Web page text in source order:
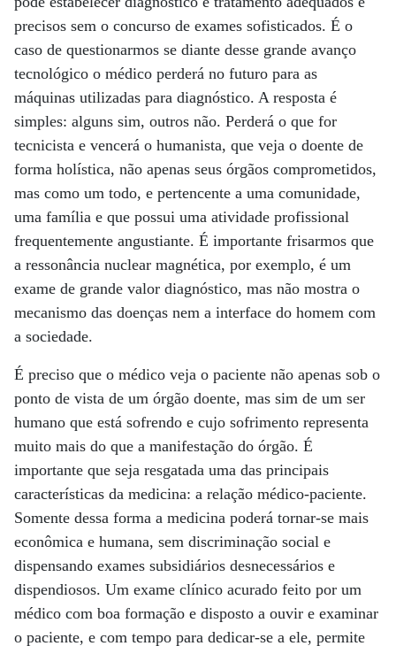
precisos sem o concurso de exames sofisticados. É o
caso de questionarmos se diante desse grande avanço
tecnológico o médico perderá no futuro para as
máquinas utilizadas para diagnóstico. A resposta é
simples: alguns sim, outros não. Perderá o que for
tecnicista e vencerá o humanista, que veja o doente de
forma holística, não apenas seus órgãos comprometidos,
mas como um todo, e pertencente a uma comunidade,
uma família e que possui uma atividade profissional
frequentemente angustiante. É importante frisarmos que
a ressonância nuclear magnética, por exemplo, é um
exame de grande valor diagnóstico, mas não mostra o
mecanismo das doenças nem a interface do homem com
a sociedade.
É preciso que o médico veja o paciente não apenas sob o
ponto de vista de um órgão doente, mas sim de um ser
humano que está sofrendo e cujo sofrimento representa
muito mais do que a manifestação do órgão. É
importante que seja resgatada uma das principais
características da medicina: a relação médico-paciente.
Somente dessa forma a medicina poderá tornar-se mais
econômica e humana, sem discriminação social e
dispensando exames subsidiários desnecessários e
dispendiosos. Um exame clínico acurado feito por um
médico com boa formação e disposto a ouvir e examinar
o paciente, e com tempo para dedicar-se a ele, permite